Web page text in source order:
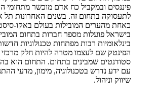
פיננסים ובמקביל כח אדם מוכשר מתחומי
לתעסוקה בתחום זה. בשנים האחרונות
כאחת מהערים המובילות בעולם באקו-
בישראל פועלות מספר חברות בתחום
בינלאומיות רבות מפתחות טכנולוגיות
הפינטק שם לעצמו מטרה להיות חלק
סטודנטים שמבינים בתחום. התחום הוא
עם ידע נדרש בטכנולוגיה, מימון, מדעי
שיווק וניהול.